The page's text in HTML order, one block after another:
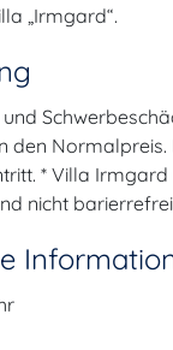
„Irmgard“.
den Normalpreis.
* Villa
nicht